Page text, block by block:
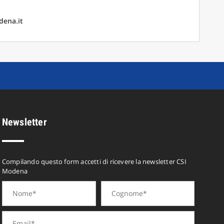
Newsletter
Compilando questo form accetti di ricevere la newsletter CSI
Modena